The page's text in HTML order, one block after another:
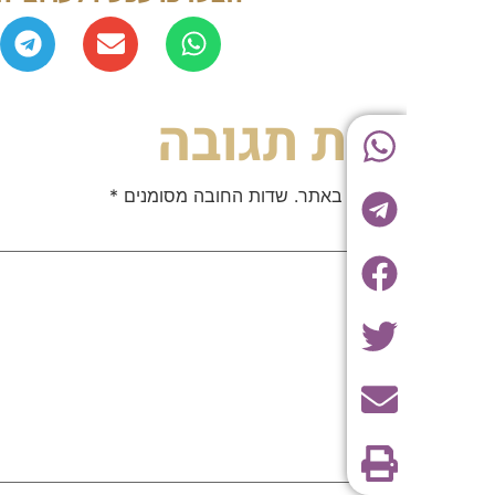
תגובה
לא יוצג באתר. שדות החובה מסומנים*